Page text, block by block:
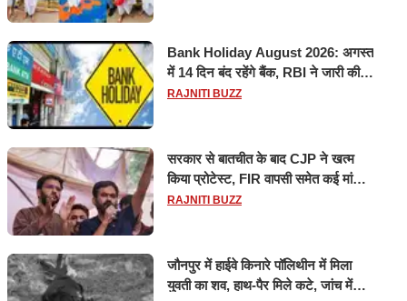
Bank Holiday August 2026: अगस्त
में 14 दिन बंद रहेंगे बैंक, RBI ने जारी की
छुट्टियों की लिस्ट​​​​​​​
RAJNITI BUZZ
सरकार से बातचीत के बाद CJP ने खत्म
किया प्रोटेस्ट, FIR वापसी समेत कई मांगों
पर बनी सहमति
RAJNITI BUZZ
जौनपुर में हाईवे किनारे पॉलिथीन में मिला
युवती का शव, हाथ-पैर मिले कटे, जांच में